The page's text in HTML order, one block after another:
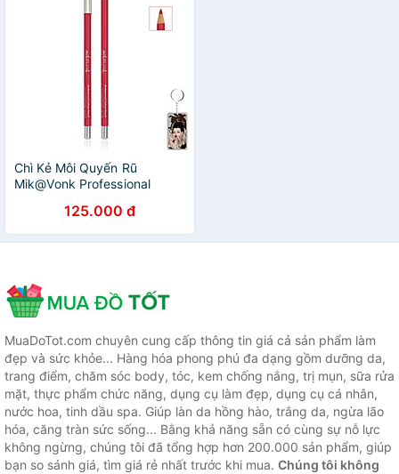
Chì Kẻ Môi Quyến Rũ
Mik@Vonk Professional
#09 Màu đỏ tặng kèm móc
khoá - 1 cây
125.000 đ
MuaDoTot.com chuyên cung cấp thông tin giá cả sản phẩm làm
đẹp và sức khỏe... Hàng hóa phong phú đa dạng gồm dưỡng da,
trang điểm, chăm sóc body, tóc, kem chống nắng, trị mụn, sữa rửa
mặt, thực phẩm chức năng, dụng cụ làm đẹp, dụng cụ cá nhân,
nước hoa, tinh dầu spa. Giúp làn da hồng hào, trắng da, ngừa lão
hóa, căng tràn sức sống... Bằng khả năng sẵn có cùng sự nỗ lực
không ngừng, chúng tôi đã tổng hợp hơn 200.000 sản phẩm, giúp
bạn so sánh giá, tìm giá rẻ nhất trước khi mua. Chúng tôi không